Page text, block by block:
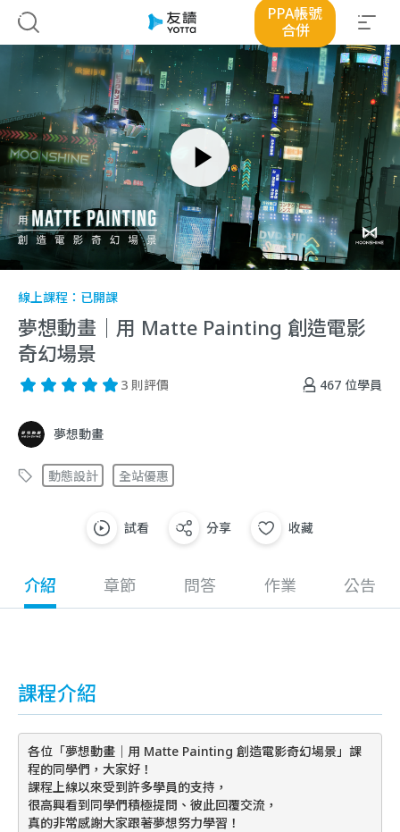
PPA帳號
合併
線上課程： 已開課
夢想動畫｜用 Matte Painting 創造電影
奇幻場景
467 位學員
3 則評價
夢想動畫
動態設計 全站優惠
試看 分享 收藏
介紹 章節 問答 作業 公告
課程介紹
各位「夢想動畫｜用 Matte Painting 創造電影奇幻場景」課
程的同學們，大家好！
課程上線以來受到許多學員的支持，
很高興看到同學們積極提問、彼此回覆交流，
真的非常感謝大家跟著夢想努力學習！